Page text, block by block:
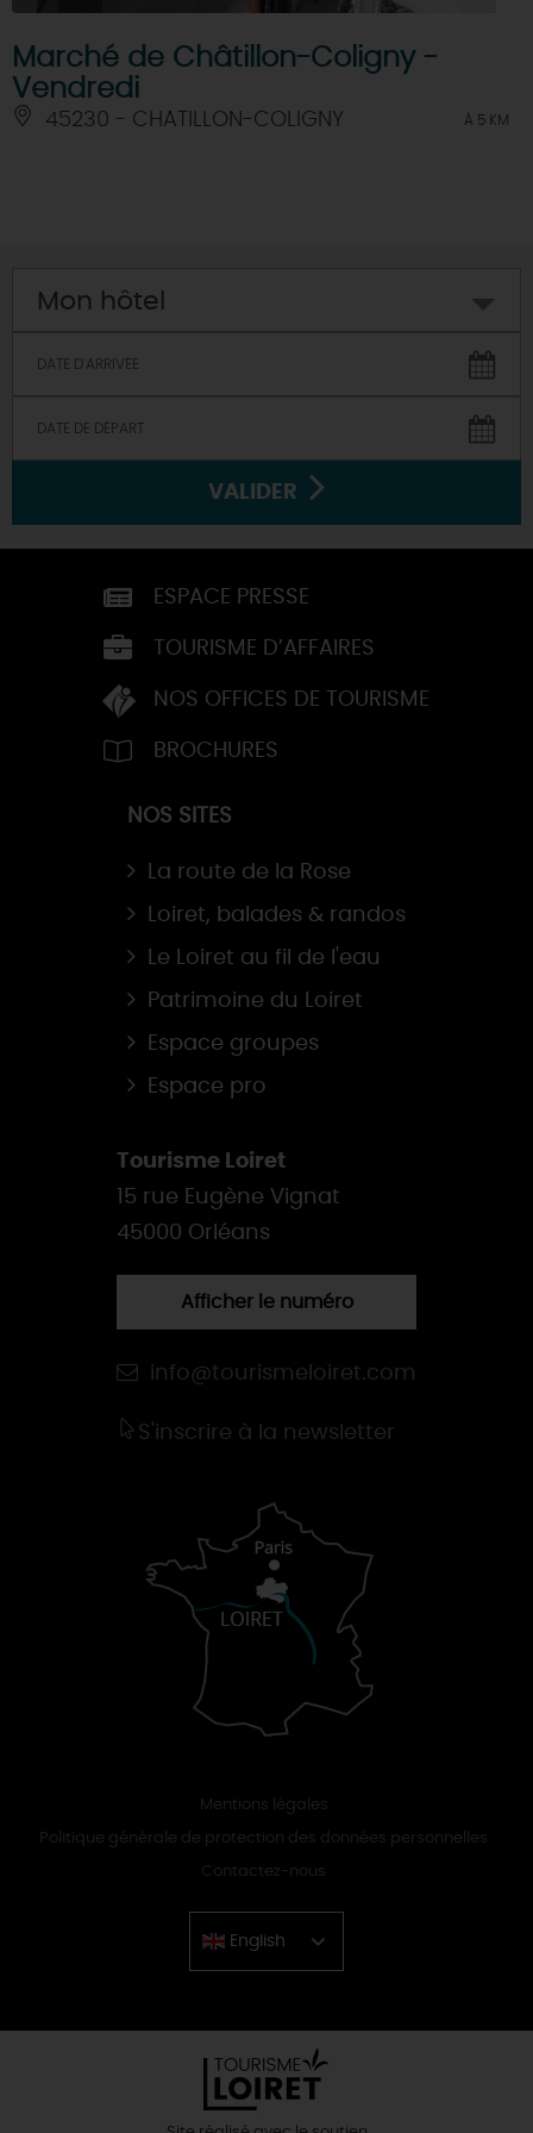
Marché de Châtillon-Coligny -
Vendredi
45230 - CHATILLON-COLIGNY À 5 KM
Mon hôtel
VALIDER
ESPACE PRESSE
TOURISME D’AFFAIRES
NOS OFFICES DE TOURISME
BROCHURES
NOS SITES
La route de la Rose
Loiret, balades & randos
Le Loiret au fil de l'eau
Patrimoine du Loiret
Espace groupes
Espace pro
Tourisme Loiret
15 rue Eugène Vignat
45000 Orléans
Afficher le numéro
info@tourismeloiret.com
S'inscrire à la newsletter
Mentions légales
Politique générale de protection des données personnelles
Contactez-nous
English
Chinese